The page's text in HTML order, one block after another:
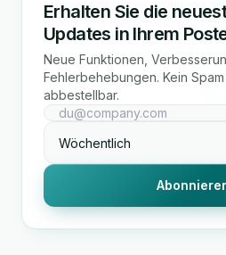
Erhalten Sie die
Updates in Ihrem
Neue Funktionen,
Fehlerbehebungen. Kein
abbestellbar.